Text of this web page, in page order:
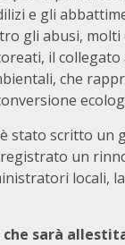
e gli
gli abusi,
il collegato
che
stato scritto un
registrato un
locali,
sarà